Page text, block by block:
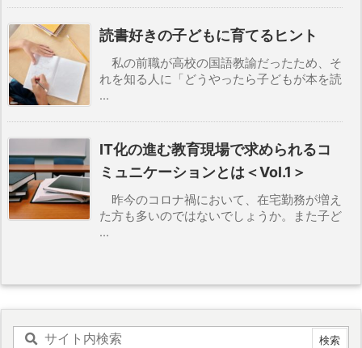
読書好きの子どもに育てるヒント
私の前職が高校の国語教諭だったため、そ
れを知る人に「どうやったら子どもが本を読
...
IT化の進む教育現場で求められるコ
ミュニケーションとは＜Vol.1＞
昨今のコロナ禍において、在宅勤務が増え
た方も多いのではないでしょうか。また子ど
...